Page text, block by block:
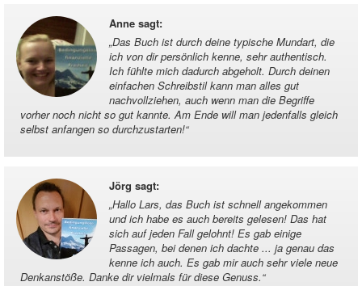
Anne sagt:
„Das Buch ist durch deine typische Mundart, die
ich von dir persönlich kenne, sehr authentisch.
Ich fühlte mich dadurch abgeholt. Durch deinen
einfachen Schreibstil kann man alles gut
nachvollziehen, auch wenn man die Begriffe
vorher noch nicht so gut kannte. Am Ende will man jedenfalls gleich
selbst anfangen so durchzustarten!“
Jörg sagt:
„Hallo Lars, das Buch ist schnell angekommen
und ich habe es auch bereits gelesen! Das hat
sich auf jeden Fall gelohnt! Es gab einige
Passagen, bei denen ich dachte ... ja genau das
kenne ich auch. Es gab mir auch sehr viele neue
Denkanstöße. Danke dir vielmals für diese Genuss.“